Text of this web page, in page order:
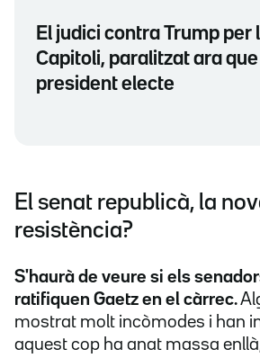
El judici contra Trump per
Capitoli, paralitzat ara
president electe
El senat republicà, la
resistència?
S'haurà de veure si els
ratifiquen Gaetz en el càrrec.
mostrat molt incòmodes i han
aquest cop ha anat massa